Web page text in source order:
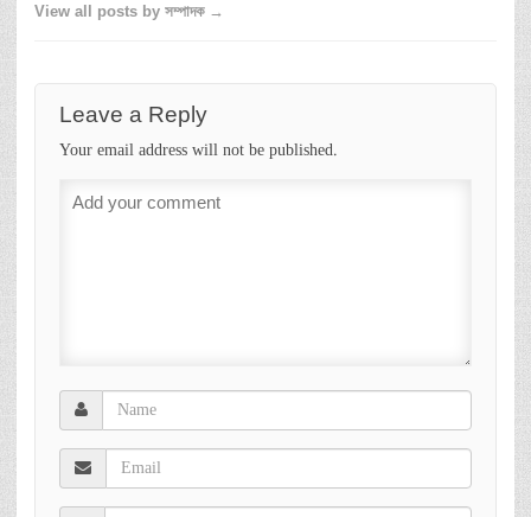
View all posts by সম্পাদক →
Leave a Reply
Your email address will not be published.